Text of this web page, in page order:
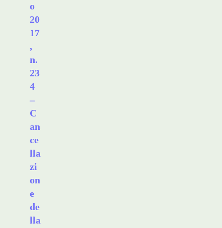
o
20
17
,
n.
23
4
–
C
an
ce
lla
zi
on
e
de
lla